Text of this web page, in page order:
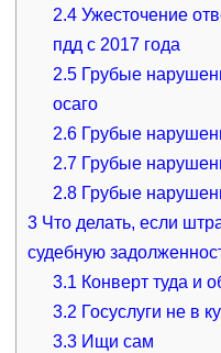
2.4 Ужесточение
пдд с 2017 года
2.5 Грубые
осаго
2.6 Грубые
2.7 Грубые
2.8 Грубые
3Что делать, если
судебную
3.1 Конверт туда и
3.2 Госуслуги не в
3.3 Ищи сам